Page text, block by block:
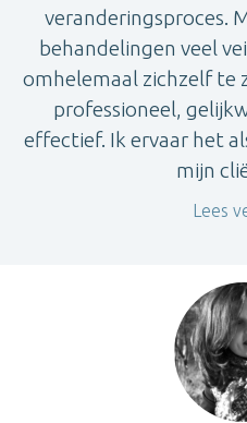
veranderingsproces.
behandelingen veel
omhelemaal zichzelf te
professioneel,
effectief. Ik ervaar het
mijn
Lees